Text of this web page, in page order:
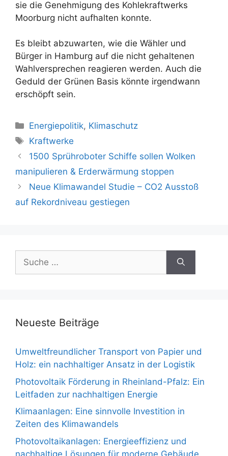
sie die Genehmigung des Kohlekraftwerks
Moorburg nicht aufhalten konnte.
Es bleibt abzuwarten, wie die Wähler und
Bürger in Hamburg auf die nicht gehaltenen
Wahlversprechen reagieren werden. Auch die
Geduld der Grünen Basis könnte irgendwann
erschöpft sein.
Kategorien
Energiepolitik, Klimaschutz
Schlagwörter
Kraftwerke
Beitrags-
Navigation
1500 Sprühroboter Schiffe sollen Wolken
manipulieren & Erderwärmung stoppen
Neue Klimawandel Studie – CO2 Ausstoß
auf Rekordniveau gestiegen
Suche
nach:
Neueste Beiträge
Umweltfreundlicher Transport von Papier und
Holz: ein nachhaltiger Ansatz in der Logistik
Photovoltaik Förderung in Rheinland-Pfalz: Ein
Leitfaden zur nachhaltigen Energie
Klimaanlagen: Eine sinnvolle Investition in
Zeiten des Klimawandels
Photovoltaikanlagen: Energieeffizienz und
nachhaltige Lösungen für moderne Gebäude